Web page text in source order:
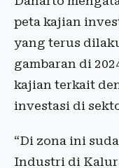
peta kajian
yang terus
gambaran di
kajian terkait
investasi di
“Di zona ini
Industri di